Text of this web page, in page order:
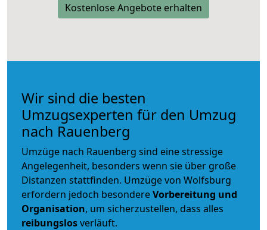
Kostenlose Angebote erhalten
Wir sind die besten
Umzugsexperten für den Umzug
nach Rauenberg
Umzüge nach Rauenberg sind eine stressige
Angelegenheit, besonders wenn sie über große
Distanzen stattfinden. Umzüge von Wolfsburg
erfordern jedoch besondereVorbereitung und
Organisation, um sicherzustellen, dass alles
reibungslosverläuft.